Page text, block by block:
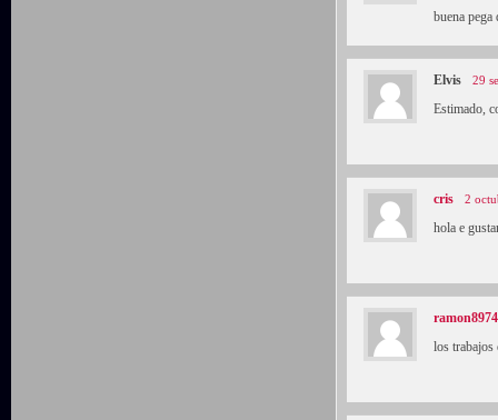
buena pega
Elvis 29
Estimado,
cris 2
hola e
ramon8974
los trabajos